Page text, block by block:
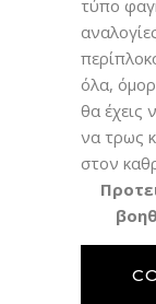
τύπο
όλα,
θα έχεις
να τρως
στον